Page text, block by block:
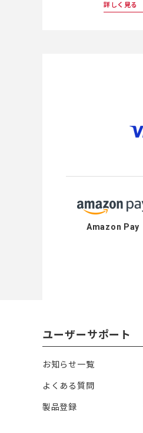
詳しく見る
Amazon Pay
ユーザーサポート
お知らせ一覧
よくある質問
製品登録